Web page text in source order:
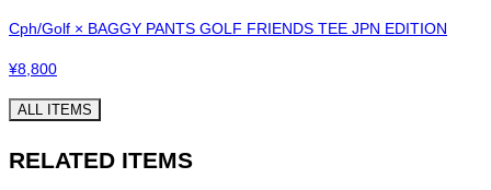
Cph/Golf × BAGGY PANTS GOLF FRIENDS TEE JPN EDITION
¥8,800
ALL ITEMS
RELATED ITEMS